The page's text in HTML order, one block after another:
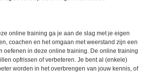
online training ga je aan de slag met je eigen
coachen en het omgaan met weerstand zijn een
in deze online training. De online training
opfrissen of verbeteren. Je bent al (enkele)
worden in het overbrengen van jouw kennis, of